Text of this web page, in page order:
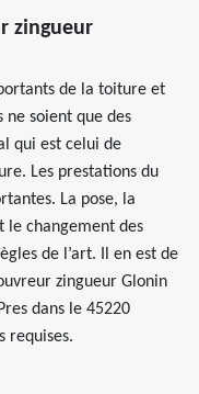
zingueur
de la toiture et
ne soient que des
qui est celui de
Les prestations du
La pose, la
le changement des
de l’art. Il en est de
zingueur Glonin
dans le 45220
requises.